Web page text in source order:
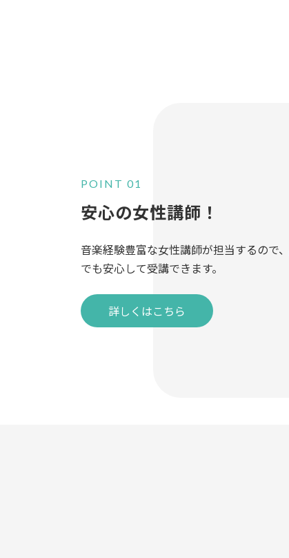
POINT 01
安心の女性講師 ！
音楽経験豊富な女性講師が担当するので、
でも安心して受講できます。
詳しくはこちら